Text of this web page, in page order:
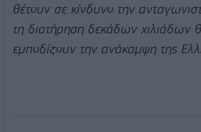
θέτουν σε κίνδυνο την
τη διατήρηση δεκάδων χιλιάδων
εμποδίζουν την ανάκαμψη της